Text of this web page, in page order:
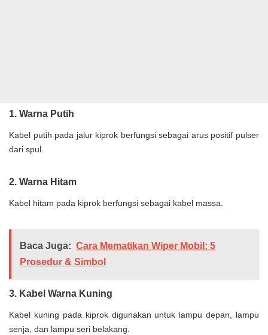
1. Warna Putih
Kabel putih pada jalur kiprok berfungsi sebagai arus positif pulser
dari spul.
2. Warna Hitam
Kabel hitam pada kiprok berfungsi sebagai kabel massa.
Baca Juga: Cara Mematikan Wiper Mobil: 5
Prosedur & Simbol
3. Kabel Warna Kuning
Kabel kuning pada kiprok digunakan untuk lampu depan, lampu
senja, dan lampu seri belakang.